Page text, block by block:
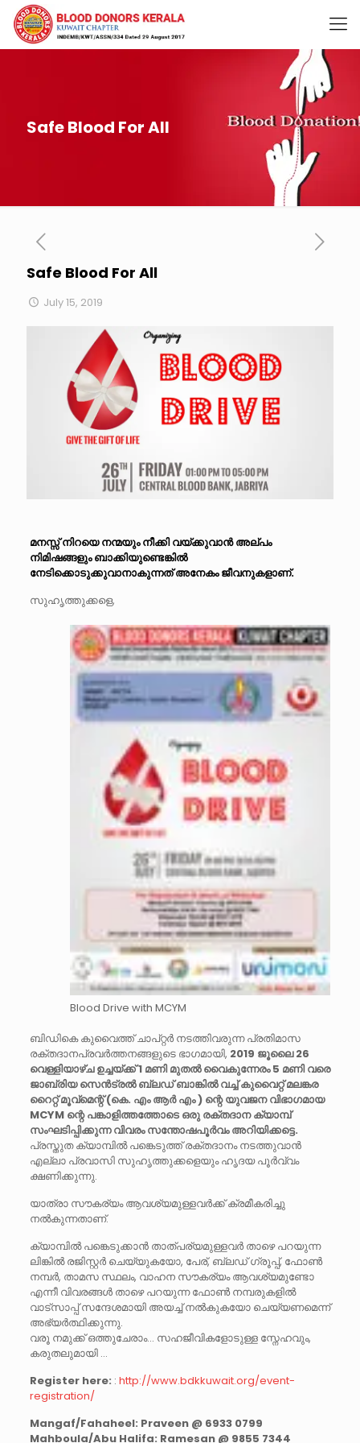
Safe Blood For All
Safe Blood For All
July 15, 2019
മനസ്സ് നിറയെ നന്മയും നീക്കി വയ്ക്കുവാൻ അല്പം
നിമിഷങ്ങളും ബാക്കിയുണ്ടെങ്കിൽ
നേടിക്കൊടുക്കുവാനാകുന്നത് അനേകം ജീവനുകളാണ്.
സുഹൃത്തുക്കളെ,
Blood Drive with MCYM
ബിഡികെ കുവൈത്ത് ചാപ്റ്റർ നടത്തിവരുന്ന പ്രതിമാസ
രക്തദാനപ്രവർത്തനങ്ങളുടെ ഭാഗമായി, 2019 ജൂലൈ 26
വെള്ളിയാഴ്ച ഉച്ചയ്ക്ക് 1 മണി മുതൽ വൈകുന്നേരം 5 മണി വരെ
ജാബ്രിയ സെൻട്രൽ ബ്ലഡ് ബാങ്കിൽ വച്ച് കുവൈറ്റ്‌ മലങ്കര
റൈറ്റ് മൂവ്മെന്റ് (കെ. എം ആർ എം ) ന്റെ യുവജന വിഭാഗമായ
MCYM ന്റെ പങ്കാളിത്തത്തോടെ ഒരു രക്തദാന ക്യാമ്പ്
സംഘടിപ്പിക്കുന്ന വിവരം സന്തോഷപൂർവം അറിയിക്കട്ടെ.
പ്രസ്തുത ക്യാമ്പിൽ പങ്കെടുത്ത് രക്തദാനം നടത്തുവാൻ
എല്ലാ പ്രവാസി സുഹൃത്തുക്കളെയും ഹൃദയ പൂർവ്വം
ക്ഷണിക്കുന്നു.
യാത്രാ സൗകര്യം ആവശ്യമുള്ളവർക്ക് ക്രമീകരിച്ചു
നൽകുന്നതാണ്.
ക്യാമ്പിൽ പങ്കെടുക്കാൻ താത്പര്യമുള്ളവർ താഴെ പറയുന്ന
ലിങ്കിൽ രജിസ്റ്റർ ചെയ്യുകയോ, പേര്, ബ്ലഡ് ഗ്രൂപ്പ്, ഫോൺ
നമ്പർ, താമസ സ്ഥലം, വാഹന സൗകര്യം ആവശ്യമുണ്ടോ
എന്നീ വിവരങ്ങൾ താഴെ പറയുന്ന ഫോൺ നമ്പരുകളിൽ
വാട്സാപ്പ് സന്ദേശമായി അയച്ച് നൽകുകയോ ചെയ്യണമെന്ന്
അഭ്യർത്ഥിക്കുന്നു.
വരൂ നമുക്ക് ഒത്തുചേരാം… സഹജീവികളോടുള്ള സ്നേഹവും,
കരുതലുമായി …
Register here: : http://www.bdkkuwait.org/event-
registration/
Mangaf/Fahaheel: Praveen @ 6933 0799
Mahboula/Abu Halifa: Ramesan @ 9855 7344